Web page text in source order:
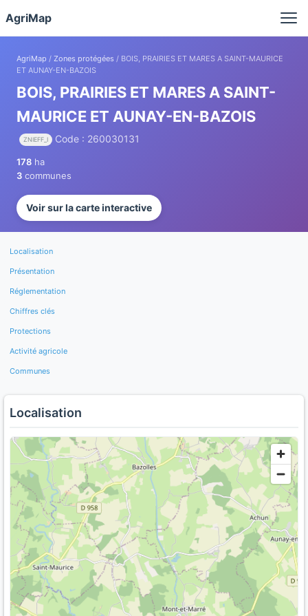
AgriMap
AgriMap / Zones protégées / BOIS, PRAIRIES ET MARES A SAINT-MAURICE
ET AUNAY-EN-BAZOIS
BOIS, PRAIRIES ET MARES A SAINT-
MAURICE ET AUNAY-EN-BAZOIS
ZNIEFF_I Code : 260030131
178 ha
3 communes
Voir sur la carte interactive
Localisation
Présentation
Réglementation
Chiffres clés
Protections
Activité agricole
Communes
Localisation